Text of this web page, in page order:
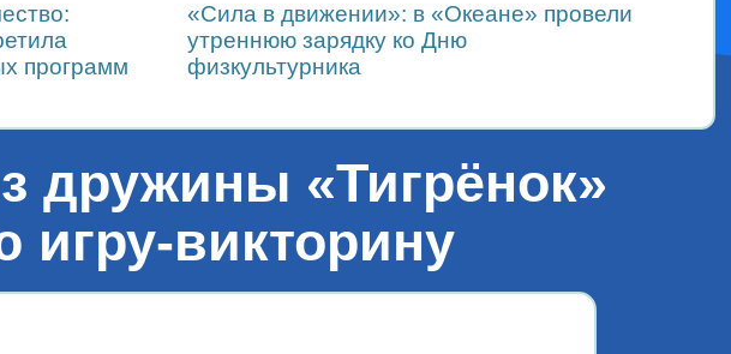
программ
«Сила в движении»: в «Океане» провели
утреннюю зарядку ко Дню
физкультурника
дружины «Тигрёнок»
игру-викторину